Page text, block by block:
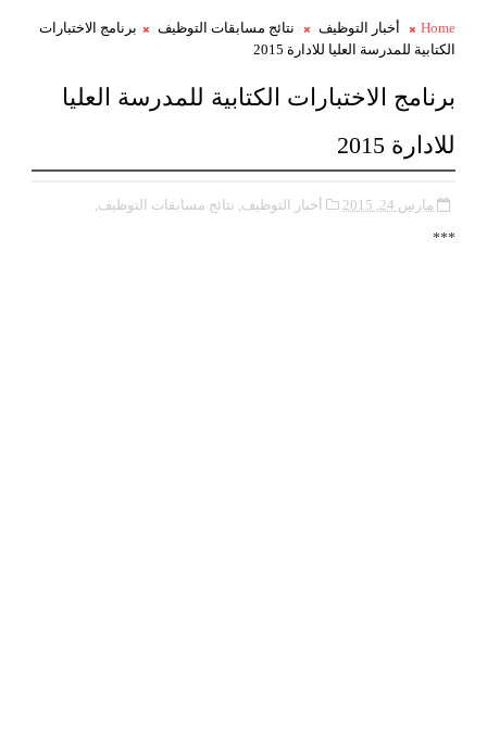
Home أخبار التوظيف نتائج مسابقات التوظيف
برنامج الاختبارات
الكتابية للمدرسة العليا للادارة 2015
برنامج الاختبارات الكتابية للمدرسة العليا
للادارة 2015
مارس 24, 2015 أخبار التوظيف, نتائج مسابقات التوظيف,
***